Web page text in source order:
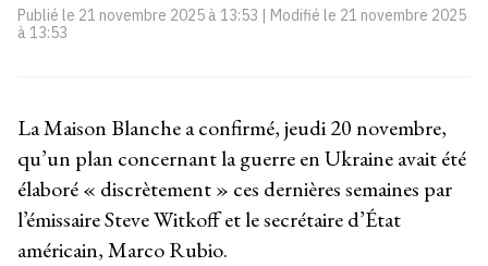
Publié le 21 novembre 2025 à 13:53 | Modifié le 21 novembre 2025
à 13:53
La Maison Blanche a confirmé, jeudi 20 novembre,
qu’un plan concernant la guerre en Ukraine avait été
élaboré « discrètement » ces dernières semaines par
l’émissaire Steve Witkoff et le secrétaire d’État
américain, Marco Rubio.